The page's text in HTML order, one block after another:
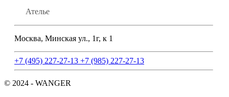
Ателье
Москва, Минская ул., 1г, к 1
+7 (495) 227-27-13 +7 (985) 227-27-13
© 2024 - WANGER